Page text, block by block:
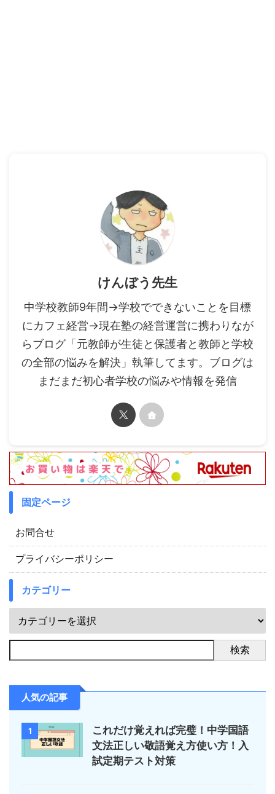
けんぼう先生
中学校教師9年間→学校でできないことを目標
にカフェ経営→現在塾の経営運営に携わりなが
らブログ「元教師が生徒と保護者と教師と学校
の全部の悩みを解決」執筆してます。ブログは
まだまだ初心者学校の悩みや情報を発信
固定ページ
お問合せ
プライバシーポリシー
カテゴリー
検索
人気の記事
1
これだけ覚えれば完璧！中学国語
文法正しい敬語覚え方使い方！入
試定期テスト対策